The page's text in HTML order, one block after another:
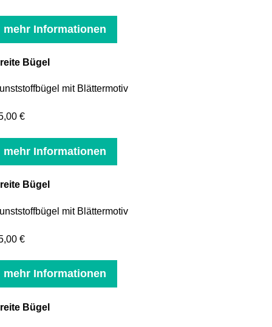
mehr Informationen
Bügel
mit Blättermotiv
€
mehr Informationen
Bügel
mit Blättermotiv
€
mehr Informationen
Bügel